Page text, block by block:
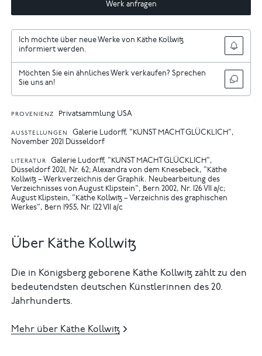
Werk anfragen
Ich möchte über neue Werke von Käthe Kollwitz
informiert werden.
Möchten Sie ein ähnliches Werk verkaufen? Sprechen
Sie uns an!
PROVENIENZ Privatsammlung USA
AUSSTELLUNGEN
Galerie Ludorff, "KUNST MACHT GLÜCKLICH",
November 2021 Düsseldorf
LITERATUR
Galerie Ludorff, "KUNST MACHT GLÜCKLICH",
Düsseldorf 2021, Nr. 62 Alexandra von dem Knesebeck, "Käthe
Kollwitz – Werkverzeichnis der Graphik. Neubearbeitung des
Verzeichnisses von August Klipstein", Bern 2002, Nr. 126 VII a/c
August Klipstein, "Käthe Kollwitz – Verzeichnis des graphischen
Werkes", Bern 1955, Nr. 122 VII a/c
Über Käthe Kollwitz
Die in Königsberg geborene Käthe Kollwitz zählt zu den
bedeutendsten deutschen Künstlerinnen des 20.
Jahrhunderts.
Mehr über Käthe Kollwitz